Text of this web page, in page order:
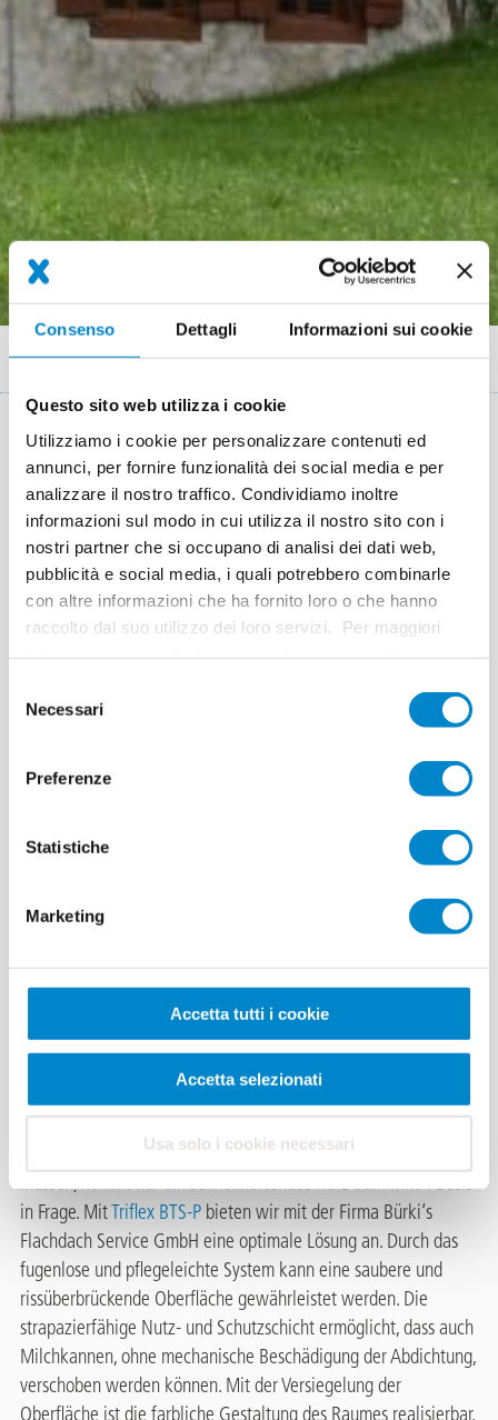
Consenso Dettagli Informazioni sui cookie
Questo sito web utilizza i cookie
Utilizziamo i cookie per personalizzare contenuti ed
annunci, per fornire funzionalità dei social media e per
analizzare il nostro traffico. Condividiamo inoltre
informazioni sul modo in cui utilizza il nostro sito con i
nostri partner che si occupano di analisi dei dati web,
pubblicità e social media, i quali potrebbero combinarle
con altre informazioni che ha fornito loro o che hanno
raccolto dal suo utilizzo dei loro servizi. Per maggiori
delNecessari
Preferenze
Statistiche
Marketing
Accetta tutti i cookie
Accetta selezionati
Usa solo i cookie necessari
Briciole
di
pane
Referenze Milchraumsanierung auf Bauernbetrieb (CH)
Key Facts
Location Oberdiessbach (CH)
System Triflex BTS-P
Completion 2016
Area 24 m²
Heimenschwand
Milchraumsanier
Bauernbetrieb
(CH)
In den meisten Bauernbetrieben besteht dasselbe Problem. Im
die Fugen sind undicht, so dass es zu Unterläufigkeit kommt. Da
die Kühe jeweils morgens und abends gemolken werden
müssen, kommt nur ein schnellhärtendes Harz auf PMMA-Basis
in Frage. MitTriflex BTS-Pbieten wir mit der Firma Bürki‘s
Flachdach Service GmbH eine optimale Lösung an. Durch das
fugenlose und pflegeleichte System kann eine saubere und
rissüberbrückende Oberfläche gewährleistet werden. Die
strapazierfähige Nutz- und Schutzschicht ermöglicht, dass auch
Milchkannen, ohne mechanische Beschädigung der Abdichtung,
verschoben werden können. Mit der Versiegelung der
Oberfläche ist die farbliche Gestaltung des Raumes realisierbar.